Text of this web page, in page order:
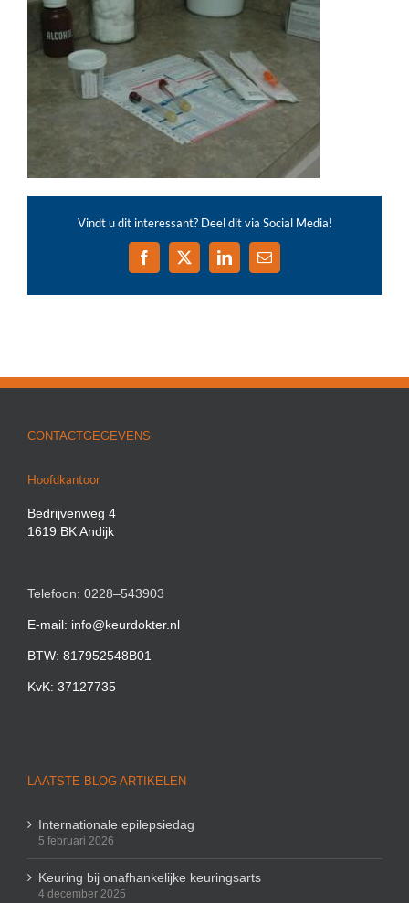
Vindt u dit interessant? Deel dit via Social Media!
Facebook
X LinkedIn
E-
CONTACTGEGEVENS
Hoofdkantoor
Bedrijvenweg 4
1619 BK Andijk
Telefoon: 0228–543903
E-mail: info@keurdokter.nl
BTW: 817952548B01
KvK: 37127735
LAATSTE BLOG ARTIKELEN
Internationale epilepsiedag
5 februari 2026
Keuring bij onafhankelijke keuringsarts
4 december 2025